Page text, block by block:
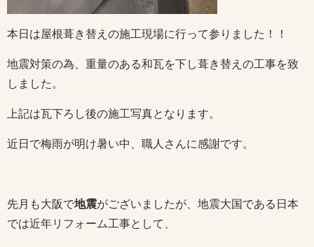
本日は屋根葺き替えの施工現場に行って参りました！！
地震対策の為、重量のある和瓦を下し葺き替えの工事を致
しました。
上記は瓦下ろし後の施工写真となります。
近日で梅雨が明け暑い中、職人さんに感謝です。
先月も大阪で地震がございましたが、地震大国である日本
では近年リフォーム工事として、